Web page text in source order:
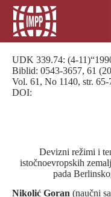
Skip
content
UDK 339.74: (4-
Biblid: 0543-3657, 61
Vol. 61, No 1140, str. 65-
DOI:
Devizni režimi i
istočnoevropskih
pada
Nikolić Goran (naučni